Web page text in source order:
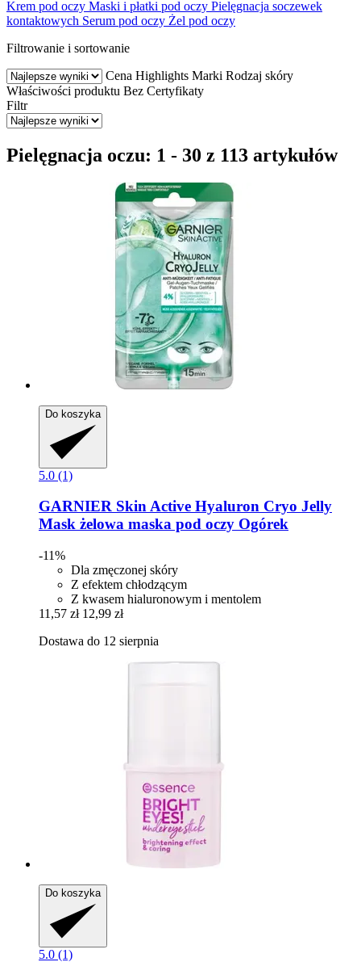
Krem pod oczy Maski i płatki pod oczy Pielęgnacja soczewek
kontaktowych Serum pod oczy Żel pod oczy
Filtrowanie i sortowanie
Cena Highlights Marki Rodzaj skóry
Właściwości produktu Bez Certyfikaty
Filtr
Pielęgnacja oczu: 1 - 30 z 113 artykułów
Do koszyka
5.0 (1)
GARNIER Skin Active Hyaluron Cryo Jelly
Mask żelowa maska pod oczy Ogórek
-11%
Dla zmęczonej skóry
Z efektem chłodzącym
Z kwasem hialuronowym i mentolem
11,57 zł 12,99 zł
Dostawa do 12 sierpnia
Do koszyka
5.0 (1)